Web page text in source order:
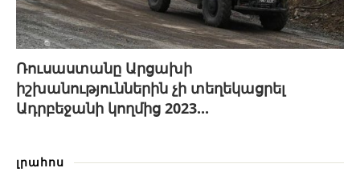
Ռուսաստանը Արցախի
իշխանություններին չի տեղեկացրել
Ադրբեջանի կողմից 2023...
լրահոս